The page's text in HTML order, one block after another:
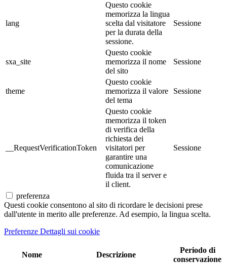
lang
Questo cookie
memorizza la lingua
scelta dal visitatore
per la durata della
sessione.
Sessione
sxa_site
Questo cookie
memorizza il nome
del sito
Sessione
theme
Questo cookie
memorizza il valore
del tema
Sessione
__RequestVerificationToken
Questo cookie
memorizza il token
di verifica della
richiesta dei
visitatori per
garantire una
comunicazione
fluida tra il server e
il client.
Sessione
preferenza
Questi cookie consentono al sito di ricordare le decisioni prese
dall'utente in merito alle preferenze. Ad esempio, la lingua scelta.
Preferenze Dettagli sui cookie
Nome Descrizione
Periodo di
conservazione